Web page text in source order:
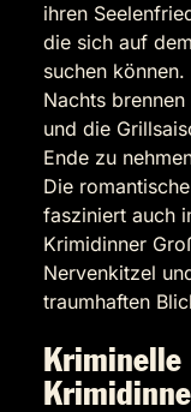
ihren
die sich auf
suchen können.
Nachts
und die
Ende zu
Die
fasziniert auch
Krimidinner
Nervenkitzel
traumhaften